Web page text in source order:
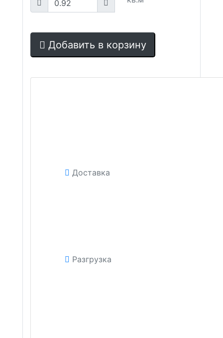
Добавить в корзину
Доставка
Разгрузка